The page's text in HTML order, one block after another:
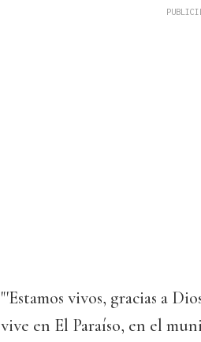
"'Estamos vivos, gracias a
vive en El Paraíso, en el